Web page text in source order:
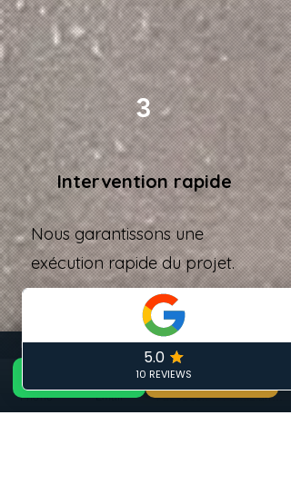
3
Intervention rapide
Nous garantissons une
exécution rapide du projet.
Nos avis clients
Phone Email Facebook Formulaire de contact
DEVIS GRATUIT 24H — ARTISAN LOCAL CALAIS
✏️ Devis gratuit
📞 Appeler maintenant
🏠 Devis Gratuit 24h